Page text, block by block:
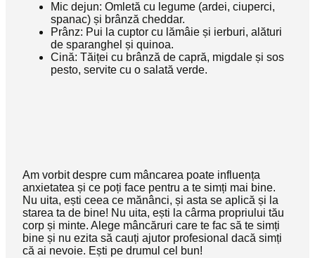
Mic dejun: Omletă cu legume (ardei, ciuperci,
spanac) și brânză cheddar.
Prânz: Pui la cuptor cu lămâie și ierburi, alături
de sparanghel și quinoa.
Cină: Tăiței cu brânză de capră, migdale și sos
pesto, servite cu o salată verde.
Am vorbit despre cum mâncarea poate influența
anxietatea și ce poți face pentru a te simți mai bine.
Nu uita, ești ceea ce mănânci, și asta se aplică și la
starea ta de bine! Nu uita, ești la cârma propriului tău
corp și minte. Alege mâncăruri care te fac să te simți
bine și nu ezita să cauți ajutor profesional dacă simți
că ai nevoie. Ești pe drumul cel bun!